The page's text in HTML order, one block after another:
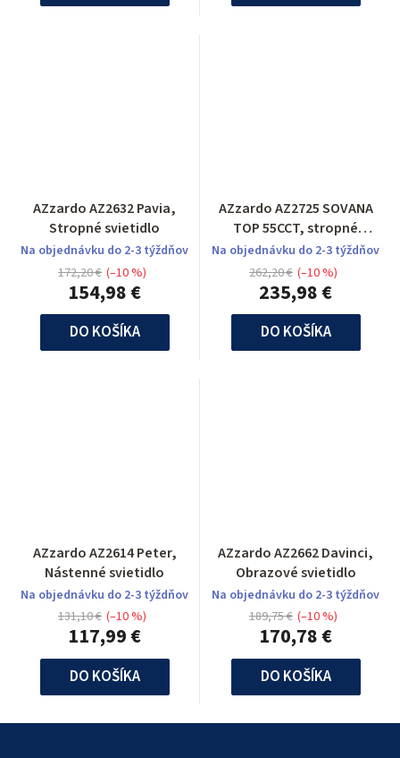
AZzardo AZ2632 Pavia,
Stropné svietidlo
Na objednávku do 2-3 týždňov
154,98 €
172,20 € (–10 %)
DO KOŠÍKA
AZzardo AZ2725 SOVANA
TOP 55CCT, stropné
svietidlo
Na objednávku do 2-3 týždňov
235,98 €
262,20 € (–10 %)
DO KOŠÍKA
AZzardo AZ2614 Peter,
Nástenné svietidlo
Na objednávku do 2-3 týždňov
117,99 €
131,10 € (–10 %)
DO KOŠÍKA
AZzardo AZ2662 Davinci,
Obrazové svietidlo
Na objednávku do 2-3 týždňov
170,78 €
189,75 € (–10 %)
DO KOŠÍKA